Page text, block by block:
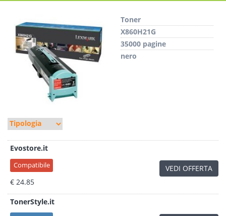
Toner
X860H21G
35000 pagine
nero
Evostore.it
Compatibile
€ 24.85
VEDI OFFERTA
TonerStyle.it